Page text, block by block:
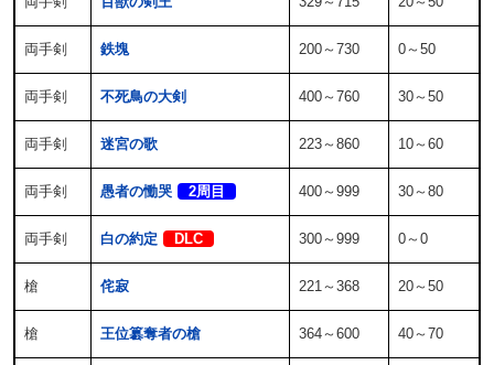
両手剣 鉄塊 200～730 0～50
両手剣 不死鳥の大剣 400～760 30～50
両手剣 迷宮の歌 223～860 10～60
両手剣 愚者の慟哭 2周目 400～999 30～80
両手剣 白の約定 DLC 300～999 0～0
槍 侘寂 221～368 20～50
槍 王位簒奪者の槍 364～600 40～70